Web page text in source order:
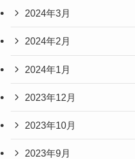
2024年3月
2024年2月
2024年1月
2023年12月
2023年10月
2023年9月